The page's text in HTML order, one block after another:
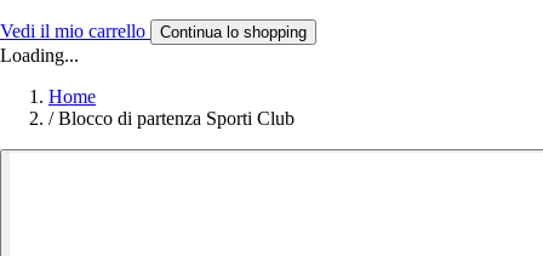
Vedi il mio carrello Continua lo shopping
Loading...
Home
/ Blocco di partenza Sporti Club